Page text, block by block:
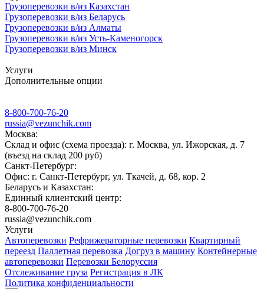
Грузоперевозки в/из Казахстан
Грузоперевозки в/из Беларусь
Грузоперевозки в/из Алматы
Грузоперевозки в/из Усть-Каменогорск
Грузоперевозки в/из Минск
Услуги
Дополнительные опции
8-800-700-76-20
russia@vezunchik.com
Москва:
Склад и офис (схема проезда): г. Москва, ул. Ижорская, д. 7
(въезд на склад 200 руб)
Санкт-Петербург:
Офис: г. Санкт-Петербург, ул. Ткачей, д. 68, кор. 2
Беларусь и Казахстан:
Единный клиентский центр:
8-800-700-76-20
russia@vezunchik.com
Услуги
Автоперевозки Рефрижераторные перевозки Квартирный
переезд Паллетная перевозка Догруз в машину Контейнерные
автоперевозки Перевозки Белоруссия
Отслеживание груза Регистрация в ЛК
Политика конфиденциальности